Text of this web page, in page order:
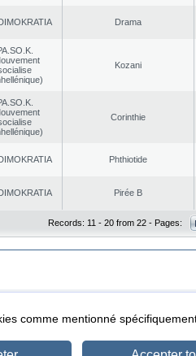
Drama
Kozani
Corinthie
Phthiotide
Pirée B
Records: 11 - 20 from 22 - Pages:
comme mentionné